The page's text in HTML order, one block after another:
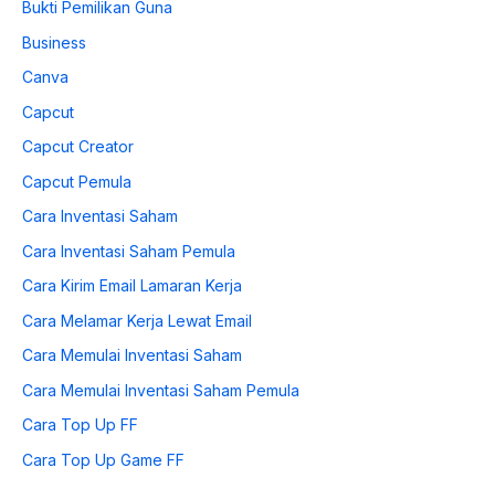
Bukti Pemilikan Guna
Business
Canva
Capcut
Capcut Creator
Capcut Pemula
Cara Inventasi Saham
Cara Inventasi Saham Pemula
Cara Kirim Email Lamaran Kerja
Cara Melamar Kerja Lewat Email
Cara Memulai Inventasi Saham
Cara Memulai Inventasi Saham Pemula
Cara Top Up FF
Cara Top Up Game FF